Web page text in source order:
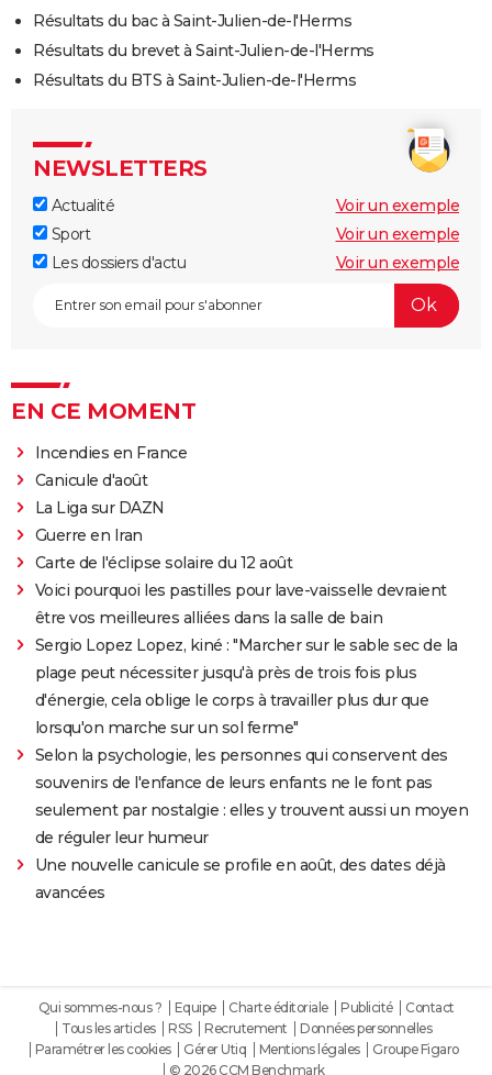
Résultats du bac à Saint-Julien-de-l'Herms
Résultats du brevet à Saint-Julien-de-l'Herms
Résultats du BTS à Saint-Julien-de-l'Herms
NEWSLETTERS
Actualité
Voir un exemple
Sport
Voir un exemple
Les dossiers d'actu
Voir un exemple
EN CE MOMENT
Incendies en France
Canicule d'août
La Liga sur DAZN
Guerre en Iran
Carte de l'éclipse solaire du 12 août
Voici pourquoi les pastilles pour lave-vaisselle devraient
être vos meilleures alliées dans la salle de bain
Sergio Lopez Lopez, kiné : "Marcher sur le sable sec de la
plage peut nécessiter jusqu'à près de trois fois plus
d'énergie, cela oblige le corps à travailler plus dur que
lorsqu'on marche sur un sol ferme"
Selon la psychologie, les personnes qui conservent des
souvenirs de l'enfance de leurs enfants ne le font pas
seulement par nostalgie : elles y trouvent aussi un moyen
de réguler leur humeur
Une nouvelle canicule se profile en août, des dates déjà
avancées
Qui sommes-nous ? Equipe Charte éditoriale Publicité
Contact
Tous les articles
RSS Recrutement
Données personnelles
Paramétrer les cookies
Gérer Utiq Mentions légales
Groupe Figaro
© 2026 CCM Benchmark